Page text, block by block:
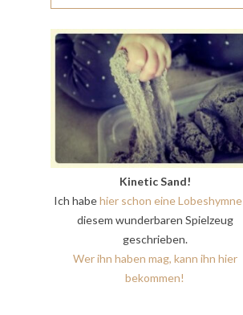
Kinetic Sand!
Ich habehier schon eine Lobeshymne
diesem wunderbaren Spielzeug
geschrieben.
Wer ihn haben mag, kann ihn hier
bekommen!